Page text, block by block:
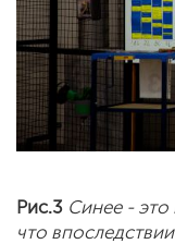
Рис.3 Синее - это
что